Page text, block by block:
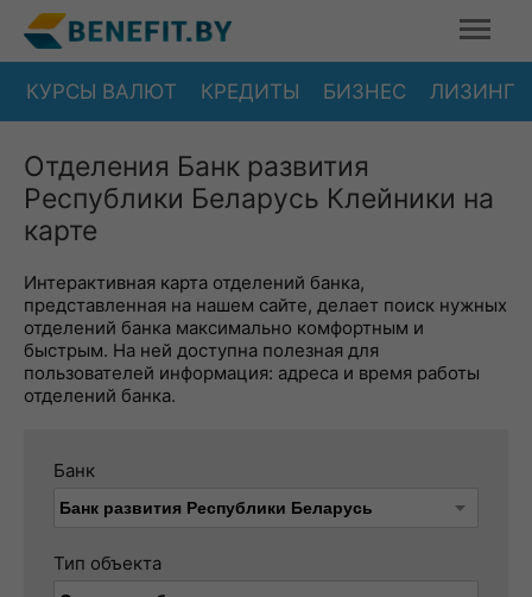
КУРСЫ ВАЛЮТ КРЕДИТЫ БИЗНЕС ЛИЗИНГ
Отделения Банк развития
Республики Беларусь Клейники на
карте
Интерактивная карта отделений банка,
представленная на нашем сайте, делает поиск нужных
отделений банка максимально комфортным и
быстрым. На ней доступна полезная для
пользователей информация: адреса и время работы
отделений банка.
Банк
Тип объекта